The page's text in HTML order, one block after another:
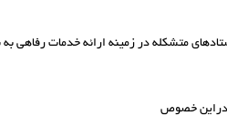
متشکله در زمینه ارائه خدمات رفاهی